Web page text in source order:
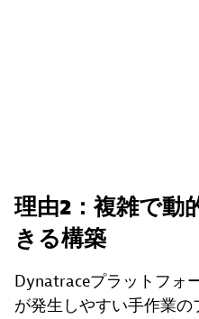
理由2：複雑で動
きる構築
Dynatraceプラットフォ
が発生しやすい手作業の